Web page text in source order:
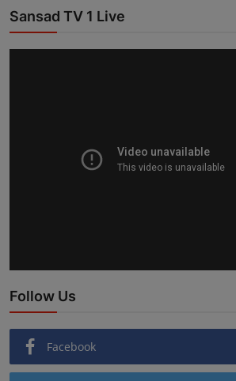
Sansad TV 1 Live
Follow Us
Facebook